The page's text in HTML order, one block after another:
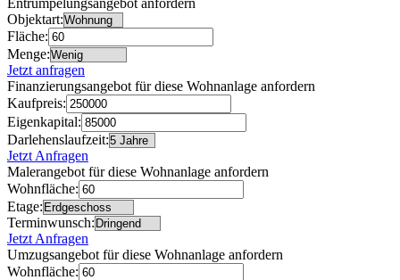
Objektart:
Fläche:
Menge:
Jetzt anfragen
Finanzierungsangebot für diese Wohnanlage anfordern
Kaufpreis:
Eigenkapital:
Darlehenslaufzeit:
Jetzt Anfragen
Malerangebot für diese Wohnanlage anfordern
Wohnfläche:
Etage:
Terminwunsch:
Jetzt Anfragen
Umzugsangebot für diese Wohnanlage anfordern
Wohnfläche: